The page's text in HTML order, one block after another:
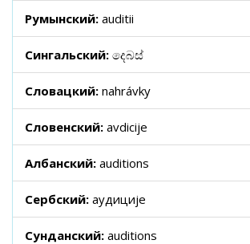
Румынский: auditii
Сингальский: දෙබස්
Словацкий: nahrávky
Словенский: avdicije
Албанский: auditions
Сербский: аудиције
Сунданский: auditions